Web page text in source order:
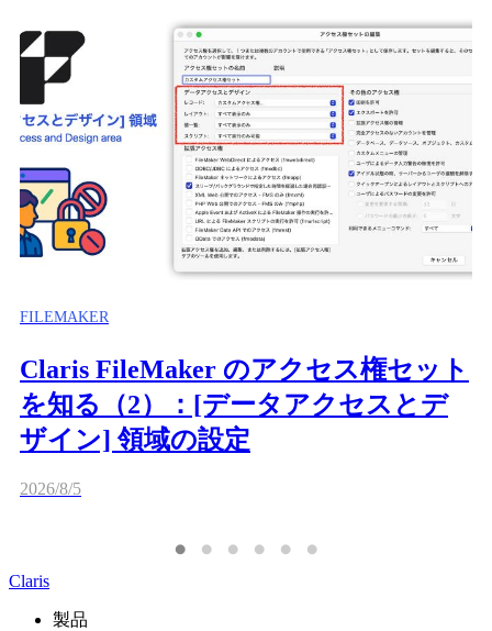
FILEMAKER
Claris FileMaker のアクセス権セット
を知る（2）：[データアクセスとデ
ザイン] 領域の設定
2026/8/5
Claris
製品